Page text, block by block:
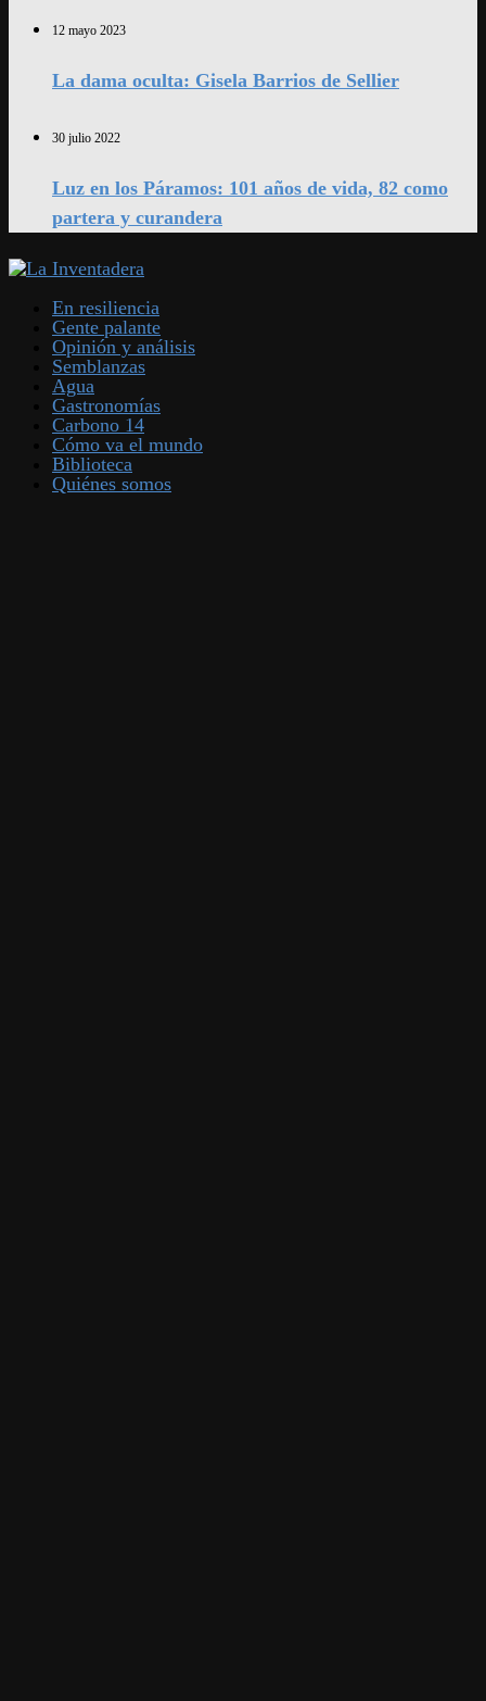
12 mayo 2023
La dama oculta: Gisela Barrios de Sellier
30 julio 2022
Luz en los Páramos: 101 años de vida, 82 como
partera y curandera
En resiliencia
Gente palante
Opinión y análisis
Semblanzas
Agua
Gastronomías
Carbono 14
Cómo va el mundo
Biblioteca
Quiénes somos